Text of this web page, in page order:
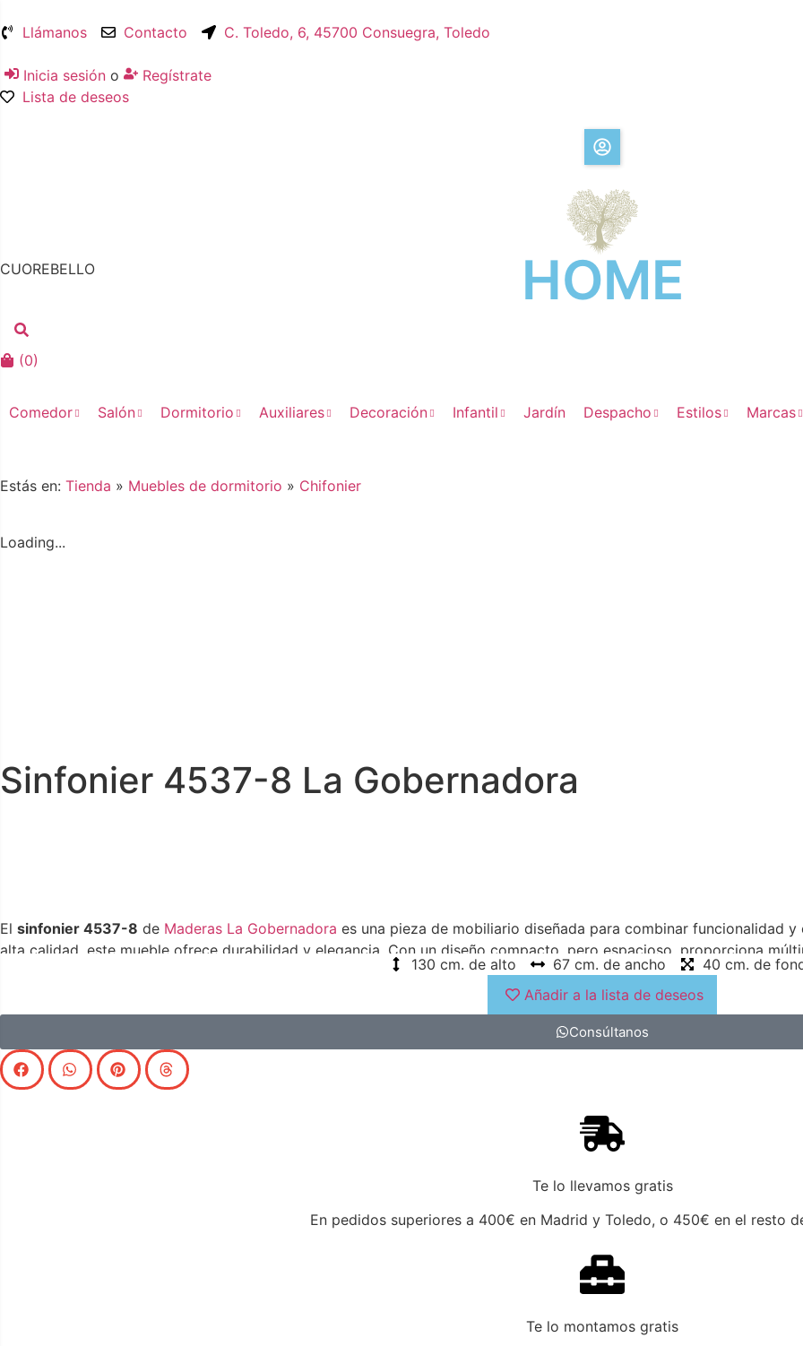
Llámanos Contacto C. Toledo, 6, 45700 Consuegra, Toledo
Inicia sesión o
Regístrate
Lista de deseos
HOME
CUOREBELLO
(0)
Comedor Salón Dormitorio Auxiliares Decoración Infantil Jardín Despacho Estilos Marcas
Estás en: Tienda » Muebles de dormitorio » Chifonier
Loading...
Sinfonier 4537-8 La Gobernadora
El sinfonier 4537-8 de Maderas La Gobernadora es una pieza de mobiliario diseñada para combinar funcionalidad
alta calidad, este mueble ofrece durabilidad y elegancia. Con un diseño compacto, pero espacioso, proporciona
objetos personales. Su acabado meticuloso y detalles cuidadosamente elaborados añaden un toque de sofisticación
almacenamiento en dormitorios, salones u otras áreas de la casa, el sinfonier 4537-8 es una elección excelente para
130 cm. de alto 67 cm. de ancho
40 cm. de
Añadir a la lista de deseos
Consúltanos
Te lo llevamos gratis
En pedidos superiores a 400€ en Madrid y Toledo, o 450€ en el resto
Te lo montamos gratis